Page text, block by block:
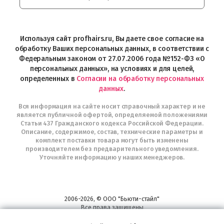
Интернет-
Telegram
Используя сайт profhairs.ru, Вы даете свое согласие на
обработку Ваших персональных данных, в соответствии с
Федеральным законом от 27.07.2006 года №152-ФЗ «О
персональных данных», на условиях и для целей,
определенных в Согласии на обработку персональных
данных.
Вся информация на сайте носит справочный характер и не
является публичной офертой, определяемой положениями
Статьи 437 Гражданского кодекса Российской Федерации.
Описание, содержимое, состав, технические параметры и
комплект поставки товара могут быть изменены
производителем без предварительного уведомления.
Уточняйте информацию у наших менеджеров.
2006-2026, © ООО "Бьюти-стайл"
Все права защищены